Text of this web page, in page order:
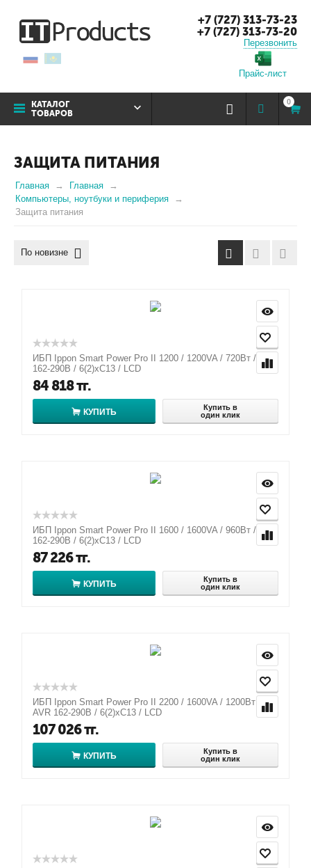
+7 (727) 313-73-23
+7 (727) 313-73-20
Перезвонить
Прайс-лист
КАТАЛОГ
ТОВАРОВ
0
ЗАЩИТА ПИТАНИЯ
Главная
Главная
Компьютеры, ноутбуки и периферия
Защита питания
По новизне
ИБП Ippon Smart Power Pro II 1200 / 1200VA / 720Вт / AVR
162-290В / 6(2)хС13 / LCD
84 818тг.
КУПИТЬ
Купить в
один клик
ИБП Ippon Smart Power Pro II 1600 / 1600VA / 960Вт / AVR
162-290В / 6(2)хС13 / LCD
87 226тг.
КУПИТЬ
Купить в
один клик
ИБП Ippon Smart Power Pro II 2200 / 1600VA / 1200Вт /
AVR 162-290В / 6(2)хС13 / LCD
107 026тг.
КУПИТЬ
Купить в
один клик